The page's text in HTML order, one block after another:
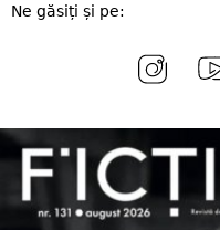
Ne găsiți și pe: